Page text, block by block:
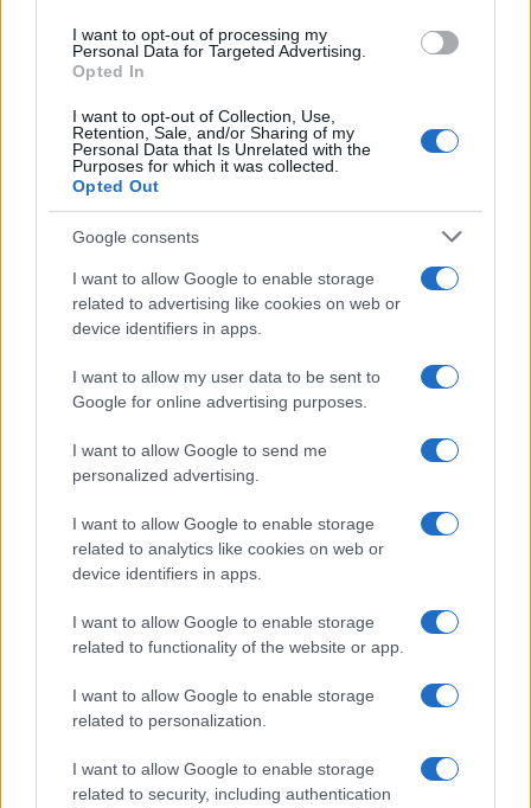
I want to opt-out of processing my
Personal Data for Targeted Advertising.
Opted In
I want to opt-out of Collection, Use,
Retention, Sale, and/or Sharing of my
Personal Data that Is Unrelated with the
Purposes for which it was collected.
Opted Out
Google consents
I want to allow Google to enable storage
related to advertising like cookies on web or
device identifiers in apps.
I want to allow my user data to be sent to
Google for online advertising purposes.
I want to allow Google to send me
personalized advertising.
I want to allow Google to enable storage
related to analytics like cookies on web or
device identifiers in apps.
I want to allow Google to enable storage
related to functionality of the website or app.
I want to allow Google to enable storage
related to personalization.
I want to allow Google to enable storage
related to security, including authentication
Egy különleges családi járattal 140 új
alijázó érkezett Izraelbe
Óriási meglepetés várta a Hapoel Tel-
Aviv szurkolóit Miskolcon